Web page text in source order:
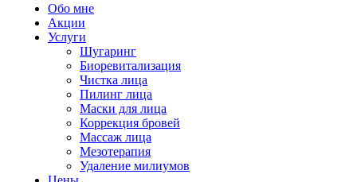
Обо мне
Акции
Услуги
Шугаринг
Биоревитализация
Чистка лица
Пилинг лица
Маски для лица
Коррекция бровей
Массаж лица
Мезотерапия
Удаление милиумов